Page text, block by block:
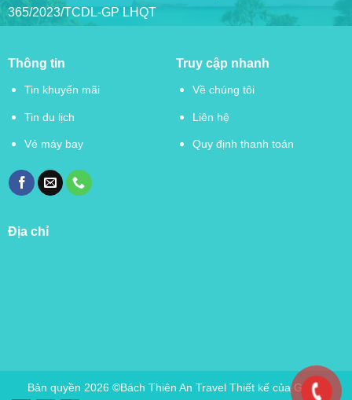
365/2023/TCDL-GP LHQT
Thông tin
Tin khuyến mãi
Tin du lịch
Vé máy bay
Truy cập nhanh
Về chúng tôi
Liên hệ
Quy định thanh toán
Địa chỉ
Bản quyền 2026 ©Bách Thiên An Travel Thiết kế của Green